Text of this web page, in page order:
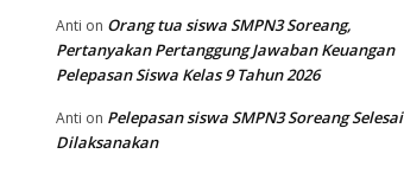
Anti on Orang tua siswa SMPN3 Soreang,
Pertanyakan Pertanggung Jawaban Keuangan
Pelepasan Siswa Kelas 9 Tahun 2026
Anti on Pelepasan siswa SMPN3 Soreang Selesai
Dilaksanakan